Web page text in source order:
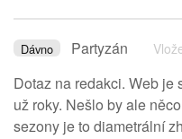
Dávno Partyzán
Dotaz na redakci. Web
už roky. Nešlo by ale
sezony je to diametrální